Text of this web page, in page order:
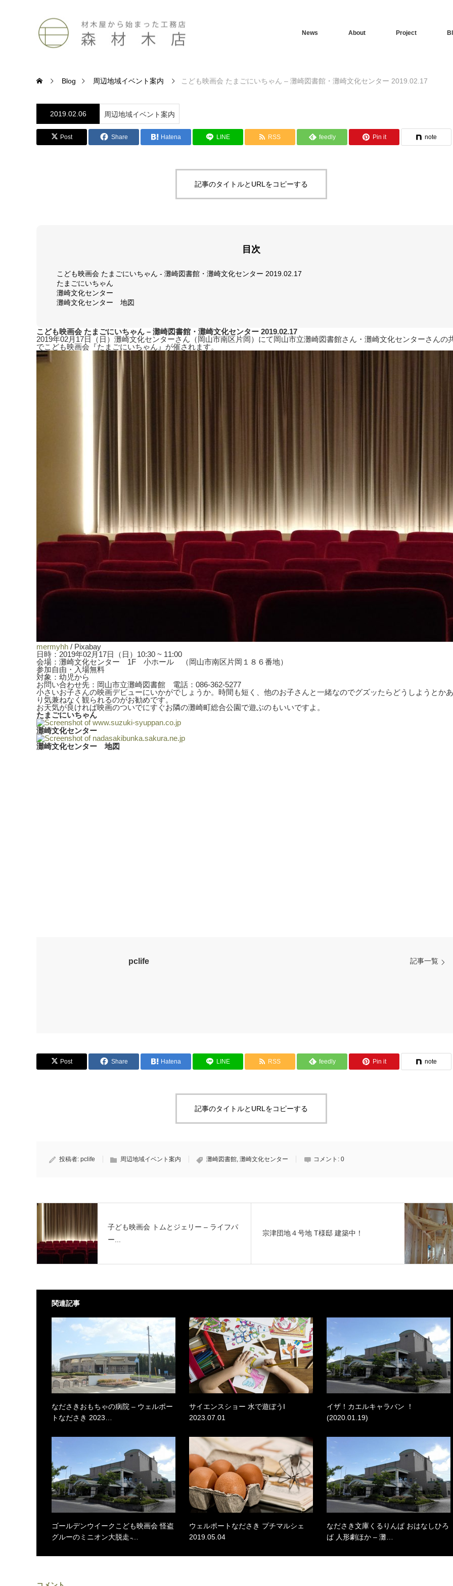
News About Project
Blog 周辺地域イベント案内 こども映画会 たまごにいちゃん – 灘崎図書館・灘崎文化センター 2019.02.17
2019.02.06 周辺地域イベント案内
Post Share Hatena LINE RSS feedly Pin it note
記事のタイトルとURLをコピーする
目次
こども映画会 たまごにいちゃん - 灘崎図書館・灘崎文化センター 2019.02.17
たまごにいちゃん
灘崎文化センター
灘崎文化センター 地図
こども映画会 たまごにいちゃん – 灘崎図書館・灘崎文化センター 2019.02.17
2019年02月17日（日）灘崎文化センターさん（岡山市南区片岡）にて岡山市立灘崎図書館さん・灘崎文化センターさんの
でこども映画会『たまごにいちゃん』が催されます。
mermyhh / Pixabay
日時：2019年02月17日（日）10:30 ~ 11:00
会場：灘崎文化センター 1F 小ホール （岡山市南区片岡１８６番地）
参加自由・入場無料
対象：幼児から
お問い合わせ先：岡山市立灘崎図書館
電話：086-362-5277
小さいお子さんの映画デビューにいかがでしょうか。時間も短く、他のお子さんと一緒なのでグズッたらどうしようとか
り気兼ねなく観られるのがお勧めです。
お天気が良ければ映画のついでにすぐお隣の灘崎町総合公園で遊ぶのもいいですよ。
たまごにいちゃん
灘崎文化センター
灘崎文化センター 地図
pclife 記事一覧
Post Share Hatena LINE RSS feedly Pin it note
記事のタイトルとURLをコピーする
投稿者: pclife 周辺地域イベント案内 灘崎図書館, 灘崎文化センター コメント: 0
子ども映画会 トムとジェリー – ライフパ
ー...
宗津団地４号地 T様邸 建築中！
関連記事
なださきおもちゃの病院 – ウェルポー
トなださき 2023…
サイエンスショー 水で遊ぼうI
2023.07.01
イザ！カエルキャラバン ！
(2020.01.19)
ゴールデンウイークこども映画会 怪盗
グルーのミニオン大脱走 ̵…
ウェルポートなださき プチマルシェ
2019.05.04
なださき文庫くるりんぱ おはなしひろ
ば 人形劇ほか – 灘…